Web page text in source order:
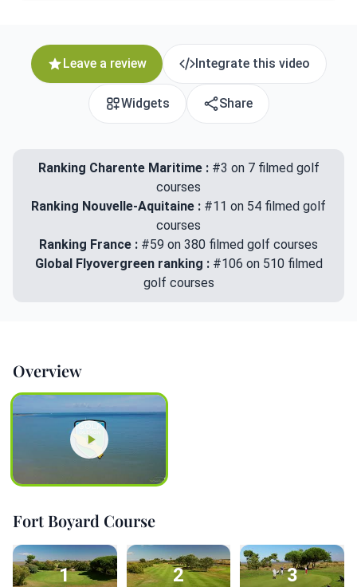
Leave a review Integrate this video
Widgets Share
Ranking Charente Maritime :#3 on 7 filmed golf
courses
Ranking Nouvelle-Aquitaine : #11 on 54 filmed golf
courses
Ranking France : #59 on 380 filmed golf courses
Global Flyovergreen ranking : #106 on 510 filmed
golf courses
Overview
Fort Boyard Course
1 2 3